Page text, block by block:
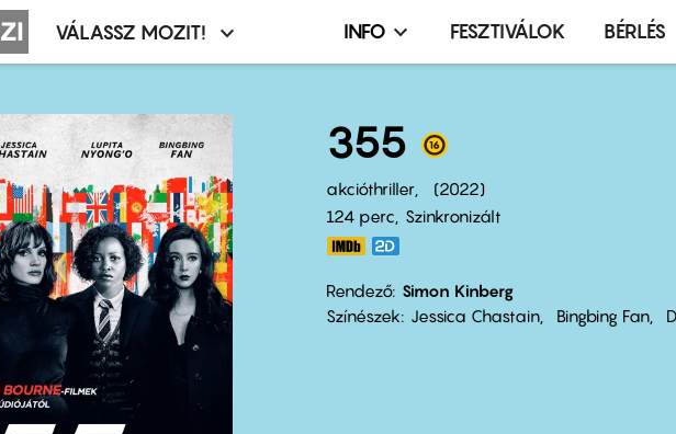
Moziválasztó
VÁLASSZ MOZIT!
Infó,
terembérlés
menü
INFO FESZTIVÁLOK BÉRLÉS
355
akcióthriller
2022
124 perc,
Szinkronizált
Rendező Simon Kinberg
Színészek
Jessica Chastain Bingbing Fan